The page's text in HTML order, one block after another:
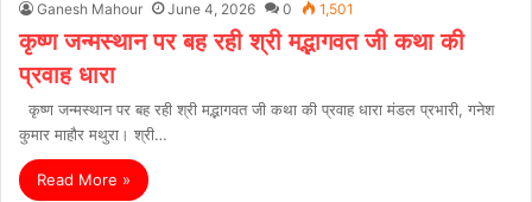
Ganesh Mahour June 4, 2026 0 1,501
कृष्ण जन्मस्थान पर बह रही श्री मद्भागवत जी कथा की
प्रवाह धारा
कृष्ण जन्मस्थान पर बह रही श्री मद्भागवत जी कथा की प्रवाह धारा मंडल प्रभारी, गनेश
कुमार माहौर मथुरा। श्री…
Read More »